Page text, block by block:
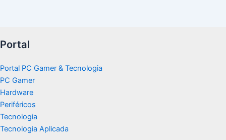
Portal
Portal PC Gamer & Tecnologia
PC Gamer
Hardware
Periféricos
Tecnologia
Tecnologia Aplicada